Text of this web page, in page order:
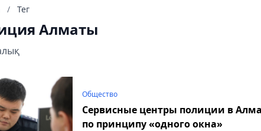
/ Тег
Алматы
Общество
Сервисные центры полиции в
по принципу «одного окна»